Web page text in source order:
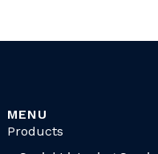
MENU
Products